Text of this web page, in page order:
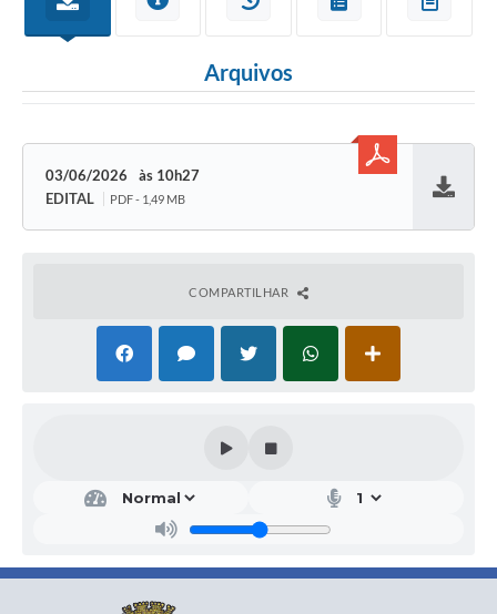
Arquivos
03/06/2026
10h27
EDITAL
PDF - 1,49 MB
COMPARTILHAR